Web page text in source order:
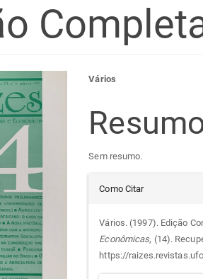
do
artigo
principal
Vários
Sem resumo.
Detalhes
do
artigo
Como Citar
Vários. (1997). Edição
Econômicas, (14).
https://